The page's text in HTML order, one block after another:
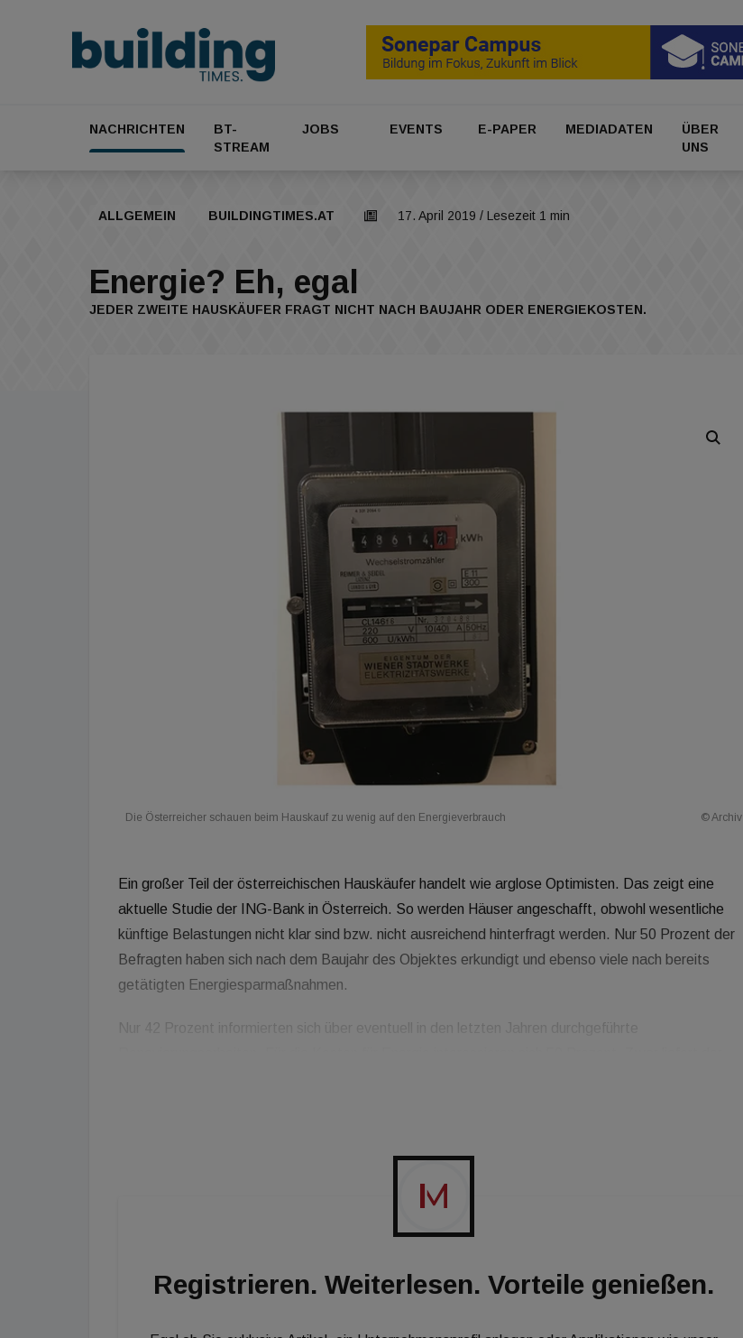
NACHRICHTEN
BT-
STREAM
JOBS EVENTS E-PAPER MEDIADATEN
ÜBER
UNS
ALLGEMEIN BUILDINGTIMES.AT 17. April 2019 / Lesezeit 1 min
Energie? Eh, egal
JEDER ZWEITE HAUSKÄUFER FRAGT NICHT NACH BAUJAHR ODER ENERGIEKOSTEN.
Die Österreicher schauen beim Hauskauf zu wenig auf den Energieverbrauch © Archiv
Ein großer Teil der österreichischen Hauskäufer handelt wie arglose Optimisten. Das zeigt eine
aktuelle Studie der ING-Bank in Österreich. So werden Häuser angeschafft, obwohl wesentliche
künftige Belastungen nicht klar sind bzw. nicht ausreichend hinterfragt werden. Nur 50 Prozent der
Befragten haben sich nach dem Baujahr des Objektes erkundigt und ebenso viele nach bereits
getätigten Energiesparmaßnahmen.
Nur 42 Prozent informierten sich über eventuell in den letzten Jahren durchgeführte
miteinbeziehen, raten die Wohnfinanzierungsexperten der Bank.
Registrieren. Weiterlesen. Vorteile genießen.